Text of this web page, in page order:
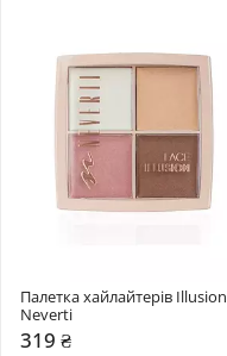
Палетка хайлайтерів Illusion
Neverti
319 ₴